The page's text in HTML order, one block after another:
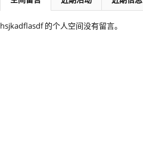
hsjkadflasdf 的个人空间没有留言。